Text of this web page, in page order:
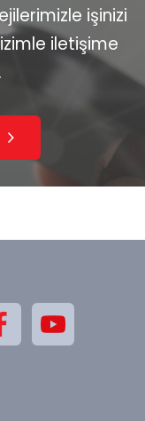
işinizi
iletişime